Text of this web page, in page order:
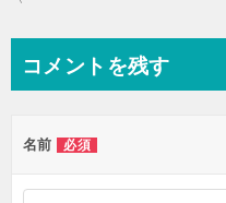
ビ
ー
シ
コメントを残す
名前 必須